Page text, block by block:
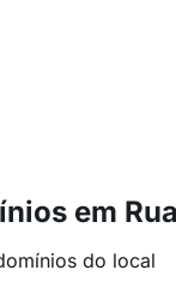
em
do local